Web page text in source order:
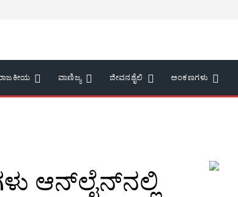
ವಾಣಿಜ್ಯ ಜೀವನಶೈಲಿ ಅಂಕಣಗಳು
ಆನ್‍ಲೈನ್‍ನಲ್ಲಿ